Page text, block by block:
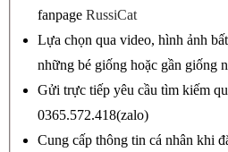
fanpage RussiCat
Lựa chọn qua video, hình ảnh
những bé giống hoặc gần giống
Gửi trực tiếp yêu cầu tìm kiếm
0365.572.418(zalo)
Cung cấp thông tin cá nhân khi